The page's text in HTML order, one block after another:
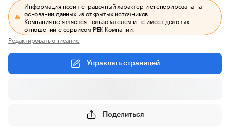
Информация носит справочный характер и сгенерирована на
основании данных из открытых источников.
Компания не является пользователем и не имеет деловых
отношений с сервисом РБК Компании.
Редактировать описание
Управлять страницей
Поделиться